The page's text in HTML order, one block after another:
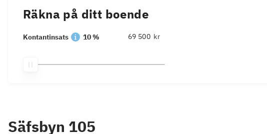
Räkna på ditt boende
Kontantinsats 10 % kr
Säfsbyn 105